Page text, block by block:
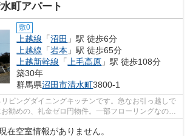
町アパート
敷0
上越線 「沼田 」駅 徒歩6分
上越線 「岩本 」駅 徒歩65分
上越新幹線 「 上毛高原 」駅 徒歩108分
築30年
群馬県沼田市清水町3800-1
ビングダイニングキッチンです。急なお引っ越しで
勧めの、礼金ゼロ円物件。一部フローリングなの
在空室情報がありません。